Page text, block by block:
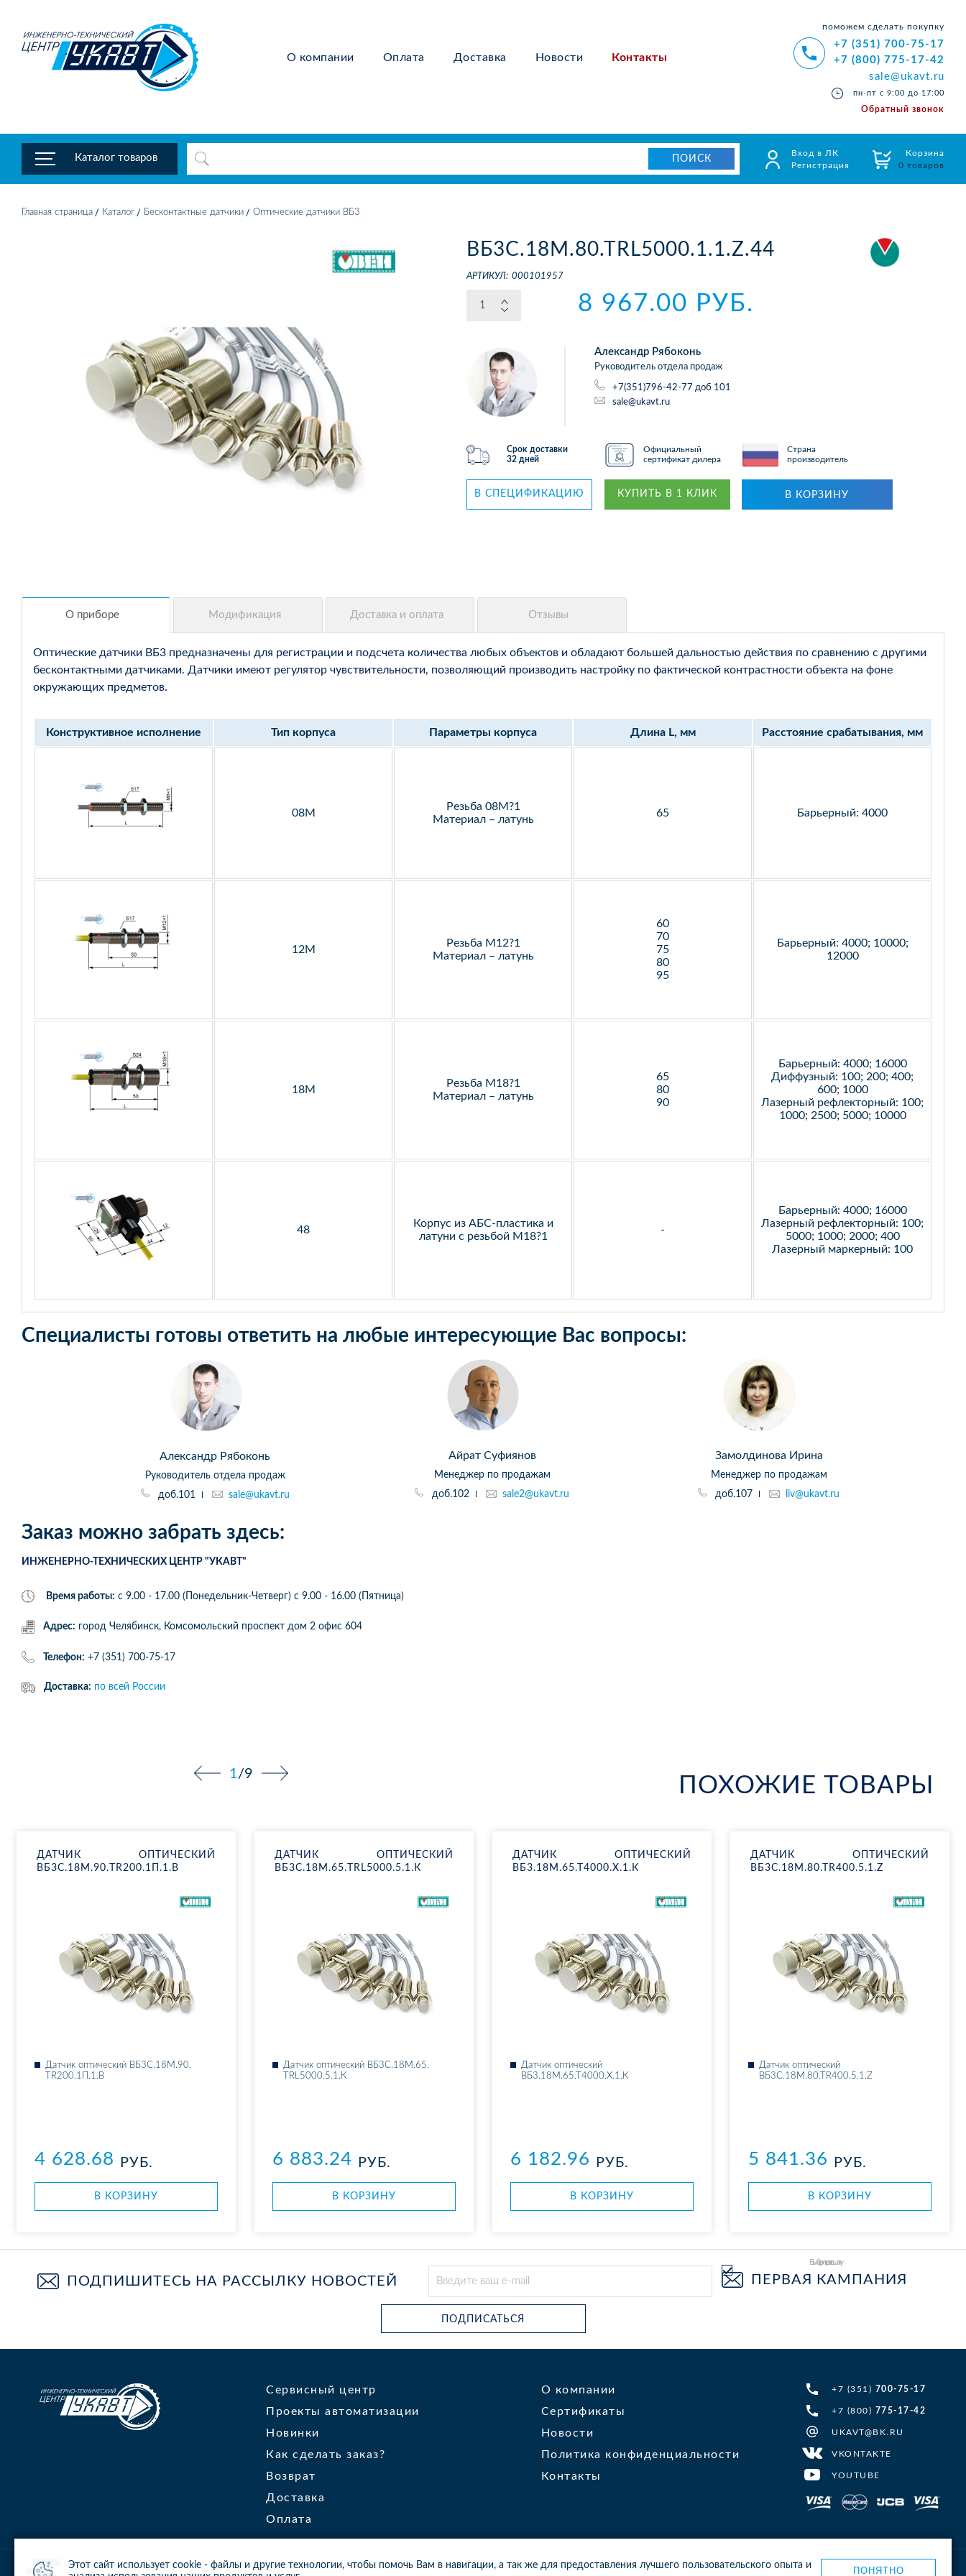
Этот сайт использует cookie - файлы и другие технологии, чтобы помочь Вам в навигации, а так же для предоставления лучшего пользовательского опыта и
ПОНЯТНО
О компании Оплата Доставка Новости Контакты
поможем сделать покупку
+7 (351) 700-75-17
+7 (800) 775-17-42
sale@ukavt.ru
пн-пт с 9:00 до 17:00
Обратный звонок
Каталог товаров
Вход в ЛК
Регистрация
Корзина
0 товаров
Главная страница Каталог Бесконтактные датчики Оптические датчики ВБ3
ВБ3С.18М.80.ТRL5000.1.1.Z.44
АРТИКУЛ: 000101957
8 967.00 РУБ.
Александр Рябоконь
Руководитель отдела продаж
+7(351)796-42-77 доб 101
sale@ukavt.ru
Срок доставки
32 дней
Официальный
сертификат дилера
Страна
производитель
В СПЕЦИФИКАЦИЮ КУПИТЬ В 1 КЛИК В КОРЗИНУ
Оптические датчики ВБ3 предназначены для регистрации и подсчета количества любых объектов и обладают большей дальностью действия по сравнению с другими
бесконтактными датчиками. Датчики имеют регулятор чувствительности, позволяющий производить настройку по фактической контрастности объекта на фоне
окружающих предметов.
Конструктивное исполнение Тип корпуса Параметры корпуса Длина L, мм Расстояние срабатывания, мм
08М
Резьба 08М?1
Материал – латунь
65 Барьерный: 4000
12М
Резьба М12?1
Материал – латунь
60
70
75
80
95
Барьерный: 4000; 10000;
12000
18М
Резьба М18?1
Материал – латунь
65
80
90
Барьерный: 4000; 16000
Диффузный: 100; 200; 400;
600; 1000
Лазерный рефлекторный: 100;
1000; 2500; 5000; 10000
48
Корпус из АБС-пластика и
латуни с резьбой М18?1
-
Барьерный: 4000; 16000
Лазерный рефлекторный: 100;
5000; 1000; 2000; 400
Лазерный маркерный: 100
Специалисты готовы ответить на любые интересующие Вас вопросы:
Александр Рябоконь
Руководитель отдела продаж
доб.101
sale@ukavt.ru
Айрат Суфиянов
Менеджер по продажам
доб.102
sale2@ukavt.ru
Замолдинова Ирина
Менеджер по продажам
доб.107
liv@ukavt.ru
Заказ можно забрать здесь:
ИНЖЕНЕРНО-ТЕХНИЧЕСКИХ ЦЕНТР "УКАВТ"
Время работы: с 9.00 - 17.00 (Понедельник-Четверг) c 9.00 - 16.00 (Пятница)
Адрес: город Челябинск, Комсомольский проспект дом 2 офис 604
Телефон: +7 (351) 700-75-17
Доставка: по всей России
ПОХОЖИЕ ТОВАРЫ
1/9
ДАТ­ЧИК ОП­ТИ­ЧЕ­СКИЙ
ВБ3С.18М.90.​TR200.1П.1.В
Дат­чик оп­ти­че­ский ВБ3С.18М.90.​
TR200.1П.1.В
4 628.68 РУБ.
В КОР­ЗИ­НУ
ДАТ­ЧИК ОП­ТИ­ЧЕ­СКИЙ
ВБ3С.18М.65.​TRL5000.5.1.К
Дат­чик оп­ти­че­ский ВБ3С.18М.65.​
TRL5000.5.1.К
6 883.24 РУБ.
В КОР­ЗИ­НУ
ДАТ­ЧИК ОП­ТИ­ЧЕ­СКИЙ
ВБ3.18М.65.Т4000.Х.1.К
Дат­чик оп­ти­че­ский
ВБ3.18М.65.Т4000.Х.1.К
6 182.96 РУБ.
В КОР­ЗИ­НУ
ДАТ­ЧИК ОП­ТИ­ЧЕ­СКИЙ
ВБ3С.18М.80.ТR400.5.1.Z
Дат­чик оп­ти­че­ский
ВБ3С.18М.80.ТR400.5.1.Z
5 841.36 РУБ.
В КОР­ЗИ­НУ
ПОДПИШИТЕСЬ НА РАССЫЛКУ НОВОСТЕЙ
Выберите рассылку
ПЕРВАЯ КАМПАНИЯ
ПОДПИСАТЬСЯ
+7 (351) 700-75-17
+7 (800) 775-17-42
UKAVT@BK.RU
VKONTAKTE
YOUTUBE
Сервисный центр
Проекты автоматизации
Новинки
Как сделать заказ?
Возврат
Доставка
Оплата
О компании
Сертификаты
Новости
Политика конфиденциальности
Контакты
© 2013-2024 ООО ИТЦ УКАВТ. ИНН: 7448122124, ОГРН: 1097448007216 Карта сайта